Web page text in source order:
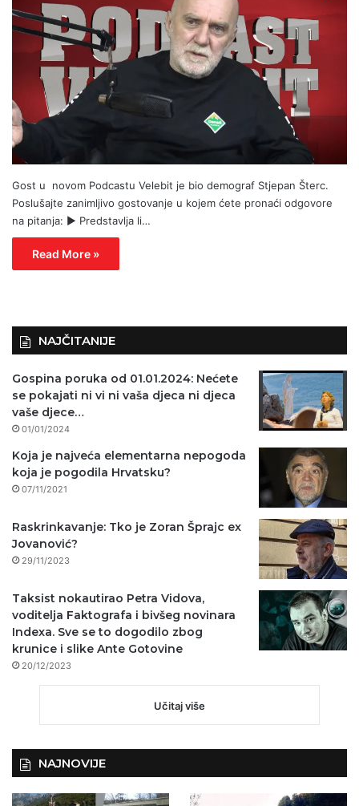
Gost u novom Podcastu Velebit je bio demograf Stjepan Šterc.
Poslušajte zanimljivo gostovanje u kojem ćete pronaći odgovore
na pitanja: ► Predstavlja li…
Read More »
NAJČITANIJE
Gospina poruka od 01.01.2024: Nećete
se pokajati ni vi ni vaša djeca ni djeca
vaše djece…
01/01/2024
Koja je najveća elementarna nepogoda
koja je pogodila Hrvatsku?
07/11/2021
Raskrinkavanje: Tko je Zoran Šprajc ex
Jovanović?
29/11/2023
Taksist nokautirao Petra Vidova,
voditelja Faktografa i bivšeg novinara
Indexa. Sve se to dogodilo zbog
krunice i slike Ante Gotovine
20/12/2023
Učitaj više
NAJNOVIJE